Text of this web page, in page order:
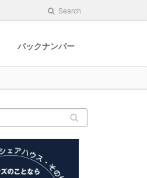
Search
バックナンバー